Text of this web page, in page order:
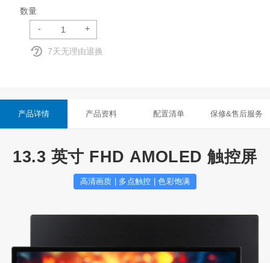
数量
-
+
7天无理由退换
产品详情 产品资料 配置清单 保修&售后服务
13.3 英寸 FHD AMOLED 触控屏
高清画质 | 多点触控 | 色彩饱满